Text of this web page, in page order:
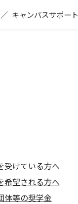
キャンパスサポート
受けている方へ
希望される方へ
体等の奨学⾦